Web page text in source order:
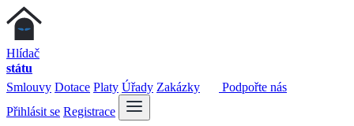
Hlídač
státu
Smlouvy Dotace Platy Úřady Zakázky
Podpořte nás
Přihlásit se Registrace